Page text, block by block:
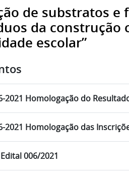
de substratos
da construção
escolar”
2021 Homologação do
2021 Homologação das
006/2021